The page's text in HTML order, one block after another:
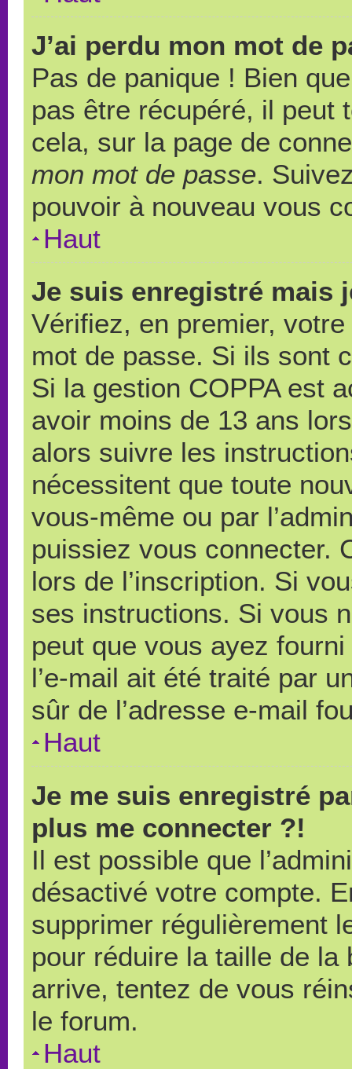
J’ai perdu mon mot de
Pas de panique ! Bien
pas être récupéré, il peut
cela, sur la page de
mon mot de passe.
pouvoir à nouveau vous
Haut
Je suis enregistré mais
Vérifiez, en premier,
mot de passe. Si ils sont
Si la gestion COPPA est
avoir moins de 13 ans
alors suivre les
nécessitent que toute
vous-même ou par
puissiez vous connecter.
lors de l’inscription. Si
ses instructions. Si vous
peut que vous ayez
l’e-mail ait été traité par
sûr de l’adresse e-mail
Haut
Je me suis enregistré
plus me connecter ?!
Il est possible que
désactivé votre compte.
supprimer régulièrement
pour réduire la taille de
arrive, tentez de vous
le forum.
Haut